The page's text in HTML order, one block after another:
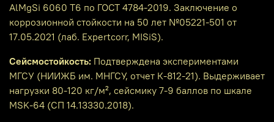
AlMgSi 6060 T6 по ГОСТ 4784-2019. Заключение о
коррозионной стойкости на 50 лет №05221-501 от
17.05.2021 (лаб. Expertcorr, MISiS).
Сейсмостойкость: Подтверждена экспериментами
МГСУ (НИИЖБ им. МНГСУ, отчет К-812-21). Выдерживает
нагрузки 80-120 кг/м², сейсмику 7-9 баллов по шкале
MSK-64 (СП 14.13330.2018).